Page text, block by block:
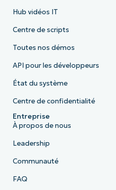
Hub vidéos IT
Centre de scripts
Toutes nos démos
API pour les développeurs
État du système
Centre de confidentialité
Entreprise
À propos de nous
Leadership
Communauté
FAQ